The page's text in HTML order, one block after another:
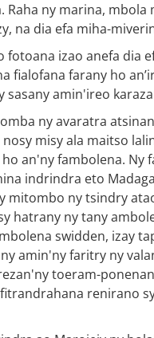
ny marina,
na dia efa miha-
fotoana izao anefa
fialofana farany ho
sasany amin'ireo
ny avaratra
misy ala maitso
an'ny fambolena. Ny
indrindra eto
mitombo ny tsindry
hatrany ny tany
swidden, izay
amin'ny faritry ny
toeram-
renirano